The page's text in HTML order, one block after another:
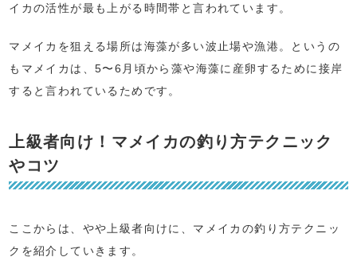
イカの活性が最も上がる時間帯と言われています。
マメイカを狙える場所は海藻が多い波止場や漁港。というの
もマメイカは、5〜6月頃から藻や海藻に産卵するために接岸
すると言われているためです。
上級者向け！マメイカの釣り方テクニック
やコツ
ここからは、やや上級者向けに、マメイカの釣り方テクニッ
クを紹介していきます。